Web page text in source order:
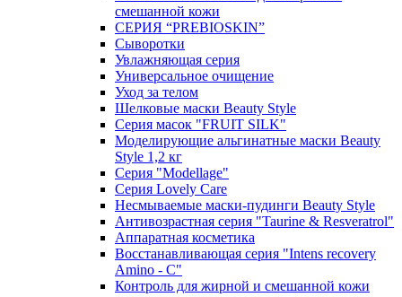
смешанной кожи
СЕРИЯ “PREBIOSKIN”
Сыворотки
Увлажняющая серия
Универсальное очищение
Уход за телом
Шелковые маски Beauty Style
Серия масок "FRUIT SILK"
Моделирующие альгинатные маски Beauty
Style 1,2 кг
Серия "Modellage"
Cерия Lovely Care
Несмываемые маски-пудинги Beauty Style
Антивозрастная серия "Taurine & Resveratrol"
Аппаратная косметика
Восстанавливающая серия "Intens recovery
Amino - C"
Контроль для жирной и смешанной кожи